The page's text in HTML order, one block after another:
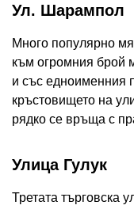
Ул. Шарампол
Много популярно
към огромния брой
и със едноименния
кръстовището на
рядко се връща с
Улица Гулук
Третата търговска